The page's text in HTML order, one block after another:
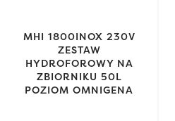
MHI 1800INOX 230V
ZESTAW
HYDROFOROWY NA
ZBIORNIKU 50L
POZIOM OMNIGENA